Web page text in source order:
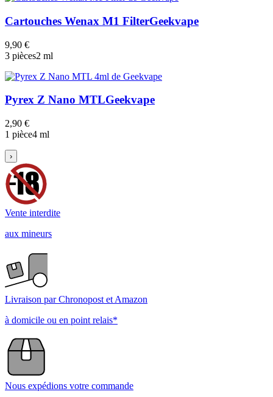
Cartouches Wenax M1 FilterGeekvape
9,90 €
3 pièces2 ml
Pyrex Z Nano MTLGeekvape
2,90 €
1 pièce4 ml
›
Vente interdite
aux mineurs
Livraison par Chronopost et Amazon
à domicile ou en point relais*
Nous expédions votre commande